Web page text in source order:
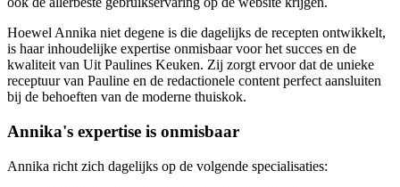
Hoewel Annika niet degene is die dagelijks de recepten ontwikkelt,
is haar inhoudelijke expertise onmisbaar voor het succes en de
kwaliteit van Uit Paulines Keuken. Zij zorgt ervoor dat de unieke
receptuur van Pauline en de redactionele content perfect aansluiten
bij de behoeften van de moderne thuiskok.
Annika's expertise is onmisbaar
Annika richt zich dagelijks op de volgende specialisaties: